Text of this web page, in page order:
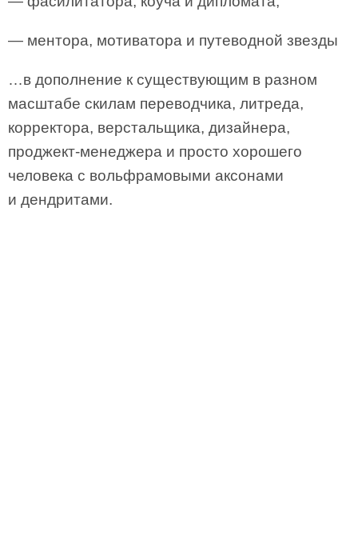
— ментора, мотиватора и путеводной звезды
…в дополнение к существующим в разном
масштабе скилам переводчика, литреда,
корректора, верстальщика, дизайнера,
проджект-менеджера и просто хорошего
человека с вольфрамовыми аксонами
и дендритами.